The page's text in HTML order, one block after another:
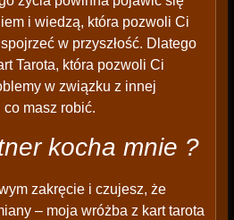
i wiedzą, która pozwoli Ci
w przyszłość. Dlatego
Tarota, która pozwoli Ci
w związku z innej
masz robić.
kocha mnie ?
zakręcie i czujesz, że
– moja wróżba z kart tarota